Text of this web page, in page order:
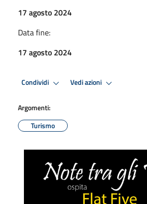
17 agosto 2024
Data fine:
17 agosto 2024
Condividi Vedi azioni
Argomenti:
Turismo